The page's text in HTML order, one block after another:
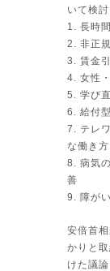
いて検
1. 長時
2. 非正
3. 賃金
4. 女性
5. 学び
6. 給付
7. テレ
な働き方
8. 病気
善
9. 障が
安倍首
かりと
けた議